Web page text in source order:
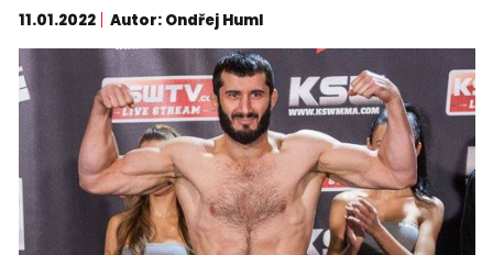
11.01.2022 Autor: Ondřej Huml